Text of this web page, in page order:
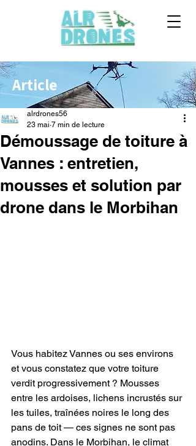
Article
Démoussage de toiture à
Vannes : entretien,
mousses et solution par
drone dans le Morbihan
alrdrones56
23 mai 7 min de lecture
Vous habitez Vannes ou ses environs
et vous constatez que votre toiture
verdit progressivement ? Mousses
entre les ardoises, lichens incrustés sur
les tuiles, traînées noires le long des
pans de toit — ces signes ne sont pas
anodins. Dans le Morbihan, le climat